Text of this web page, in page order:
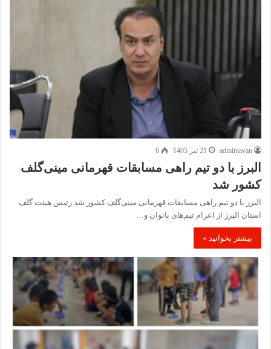
admintavan 21 تیر 1405 6
البرز با دو تیم راهی مسابقات قهرمانی مینی‌گلف
کشور شد
البرز با دو تیم راهی مسابقات قهرمانی مینی‌گلف کشور شد رئیس هیئت گلف
استان البرز از اعزام تیم‌های بانوان و…
بیشتر بخوانید »